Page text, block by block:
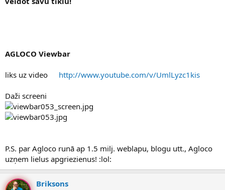
AGLOCO Viewbar
liks uz video http://www.youtube.com/v/UmlLyzc1kis
Daži screeni
P.S. par Agloco runā ap 1.5 milj. weblapu, blogu utt., Agloco
uzņem lielus apgriezienus! :lol:
Briksons